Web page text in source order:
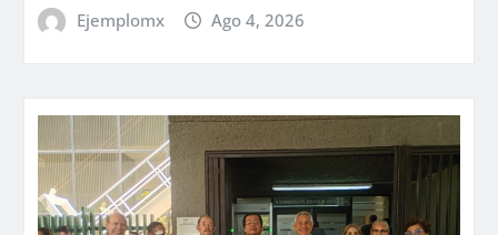
Ejemplomx Ago 4, 2026